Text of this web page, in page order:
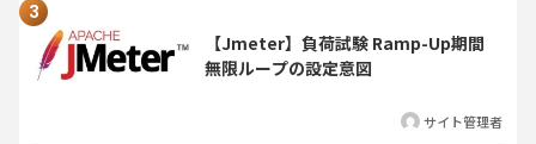
【Jmeter】負荷試験 Ramp-Up期間
無限ループの設定意図
サイト管理者